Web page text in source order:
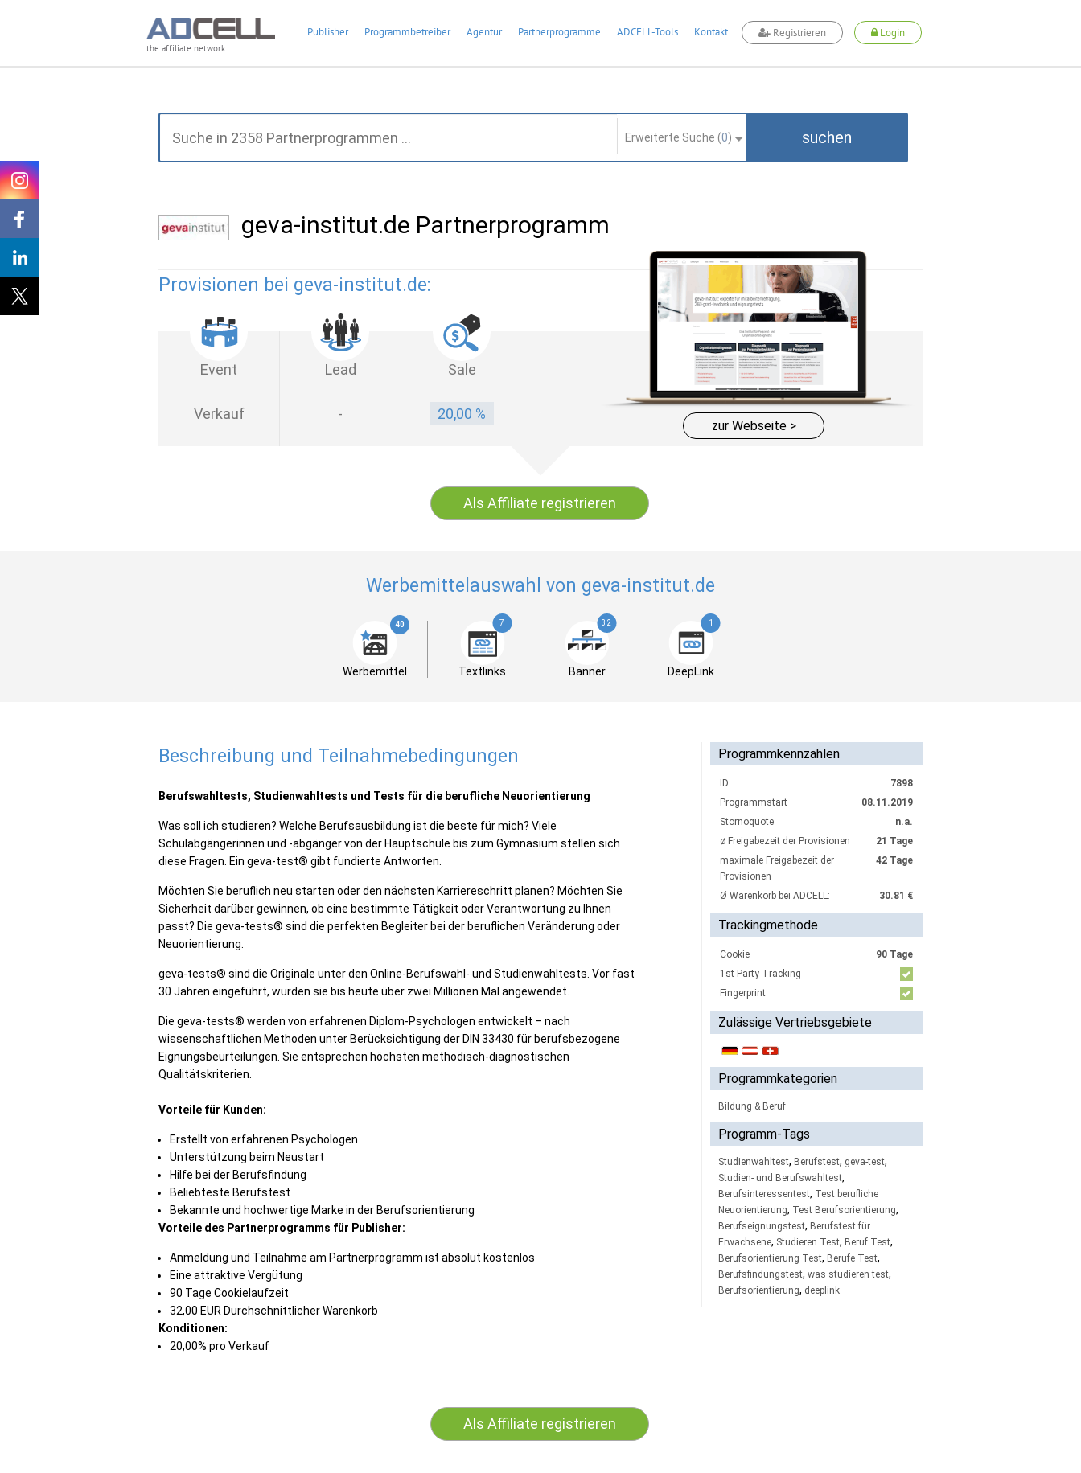
the affiliate network
Publisher Programmbetreiber Agentur Partnerprogramme ADCELL-Tools Kontakt Registrieren Login
Erweiterte Suche (0) suchen
geva-institut.de Partnerprogramm
Provisionen bei geva-institut.de:
Event Lead Sale
Verkauf - 20,00 %
zur Webseite >
Als Affiliate registrieren
Werbemittelauswahl von geva-institut.de
40
Werbemittel
7
Textlinks
32
Banner
1
DeepLink
Beschreibung und Teilnahmebedingungen
Berufswahltests, Studienwahltests und Tests für die berufliche Neuorientierung
Was soll ich studieren? Welche Berufsausbildung ist die beste für mich? Viele
Schulabgängerinnen und -abgänger von der Hauptschule bis zum Gymnasium stellen sich
diese Fragen. Ein geva-test® gibt fundierte Antworten.
Möchten Sie beruflich neu starten oder den nächsten Karriereschritt planen? Möchten Sie
Sicherheit darüber gewinnen, ob eine bestimmte Tätigkeit oder Verantwortung zu Ihnen
passt? Die geva-tests® sind die perfekten Begleiter bei der beruflichen Veränderung oder
Neuorientierung.
geva-tests® sind die Originale unter den Online-Berufswahl- und Studienwahltests. Vor fast
30 Jahren eingeführt, wurden sie bis heute über zwei Millionen Mal angewendet.
Die geva-tests® werden von erfahrenen Diplom-Psychologen entwickelt – nach
wissenschaftlichen Methoden unter Berücksichtigung der DIN 33430 für berufsbezogene
Eignungsbeurteilungen. Sie entsprechen höchsten methodisch-diagnostischen
Qualitätskriterien.
Vorteile für Kunden:
Erstellt von erfahrenen Psychologen
Unterstützung beim Neustart
Hilfe bei der Berufsfindung
Beliebteste Berufstest
Bekannte und hochwertige Marke in der Berufsorientierung
Vorteile des Partnerprogramms für Publisher:
Anmeldung und Teilnahme am Partnerprogramm ist absolut kostenlos
Eine attraktive Vergütung
90 Tage Cookielaufzeit
32,00 EUR Durchschnittlicher Warenkorb
Konditionen:
20,00% pro Verkauf
Programmkennzahlen
ID
7898
Programmstart
08.11.2019
Stornoquote
n.a.
ø Freigabezeit der Provisionen
21 Tage
maximale Freigabezeit der
Provisionen
42 Tage
Ø Warenkorb bei ADCELL: 30.81 €
Trackingmethode
Cookie
90 Tage
1st Party Tracking
Fingerprint
Zulässige Vertriebsgebiete
Programmkategorien
Bildung & Beruf
Programm-Tags
Studienwahltest, Berufstest, geva-test,
Studien- und Berufswahltest,
Berufsinteressentest, Test berufliche
Neuorientierung, Test Berufsorientierung,
Berufseignungstest, Berufstest für
Erwachsene, Studieren Test, Beruf Test,
Berufsorientierung Test, Berufe Test,
Berufsfindungstest, was studieren test,
Berufsorientierung, deeplink
Als Affiliate registrieren